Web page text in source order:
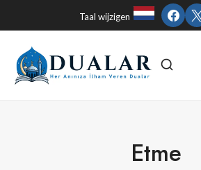
to
content
Taal wijzigen
Etme